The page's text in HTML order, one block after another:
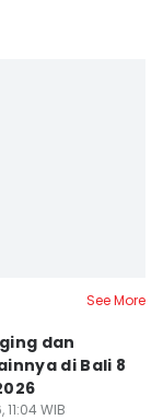
See More
dan
di Bali 8
WIB